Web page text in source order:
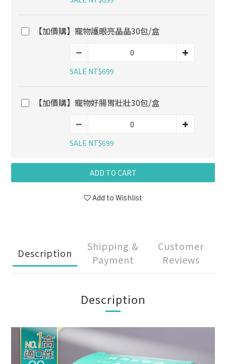
【加價購】寵物護眼亮晶晶30包/盒
SALE NT$699
【加價購】寵物好腸胃壯壯30包/盒
SALE NT$699
ADD TO CART
Add to Wishlist
Description
Shipping &
Payment
Customer
Reviews
Description